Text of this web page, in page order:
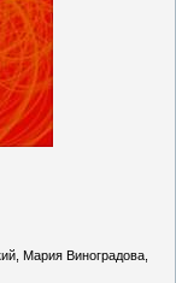
Мария Виноградова,